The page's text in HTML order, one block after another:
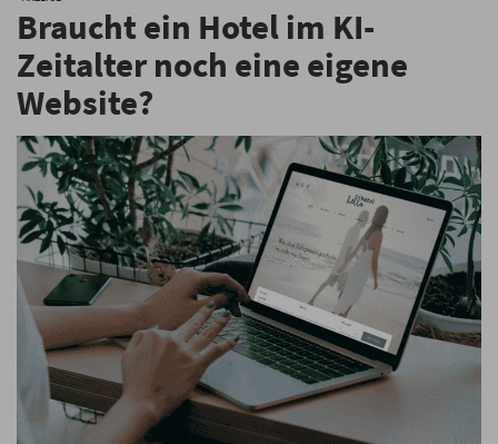
Braucht ein Hotel im KI-
Zeitalter noch eine eigene
Website?